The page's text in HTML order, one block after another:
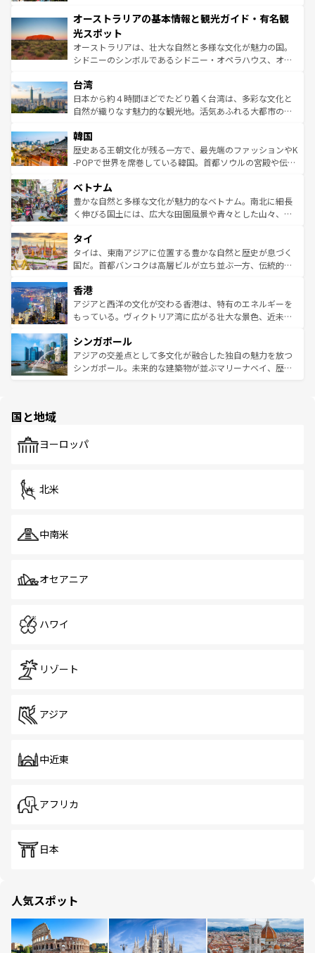
部のニューオーリンズでは、音楽と美食が融合した独特の
文化が魅力。旅行者はアメリカの各地域で異なる魅力を楽
しみながら、その多様性と豊かな歴史を感じることができ
るだろう。車でのロードトリップや列車の旅も、アメリカ
情報は
ワイ島は見逃せない。また、定番の観光地といえばオアフ
島だが、静かな自然を求めるならマウイ島やカウアイ島が
おすすめ。エメラルドグリーンに輝く海をはじめ、豊かな
文化や歴史が息づいている。「アロハスピリット」と呼ば
人々、おいしいローカルフードやハワイアンミュージッ
ク、伝統的なフラダンスなど、すべてがハワイの魅力を彩
っている。訪れるたびに新しい発見と感動が待っているハ
はコンテンツ一覧
オーストラリアの基本情報と観光ガイド・有名観
光スポット
オーストラリアは、壮大な自然と多様な文化が魅力の国。
シドニーのシンボルであるシドニー・オペラハウス、オー
リアリーフや大陸中央部にそびえるウルル（エアーズロッ
ク）、タスマニアの美しい原生林やケアンズの熱帯雨林な
ど、見どころがたくさん。また、カフェやワイン、オージ
いる。アクティビティも充実しており、サーフィンやダイ
ビング、ハイキングなど、アウトドア好きにはたまらな
い。オーストラリアの多彩な魅力を存分に味わいつくそ
参照してほしい。
台湾
日本から約４時間ほどでたどり着く台湾は、多彩な文化と
自然が織りなす魅力的な観光地。活気あふれる大都市の台
ン）、静ひつな山岳地帯である台湾東部など、都市の喧騒
と山間の静けさが共存しており、訪れる人に新しい発見と
驚きをもたらしてくれる。また、奥深い台湾の食文化も魅
容にもいいと評判のスイーツなど、バラエティ豊かな料理
が味わえる。 なお、新着の台湾情報は コンテンツ一覧を参
照してほしい。
韓国
歴史ある王朝文化が残る一方で、最先端のファッションやK
-POPで世界を席巻している韓国。首都ソウルの宮殿や伝統
き、地方に足を延ばせば四季折々の自然美を楽しむことが
できる。そして、キムチや焼肉、絶品のストリートフード
まで、さまざまな韓国料理が待っている。夜には、韓国な
リティに包まれながら、韓国の多彩な魅力を心ゆくまで味
わってみてほしい。 なお、新着の韓国情報はコンテンツ一
覧を参照してほしい。
ベトナム
豊かな自然と多様な文化が魅力的なベトナム。南北に細長
く伸びる国土には、広大な田園風景や青々とした山々、世
急速な発展と共に伝統が息づく。ハノイの古い町並みやホ
ーチミン市のフランス統治時代の建物も、独特の雰囲気を
醸し出している。また、バラエティの豊かさとおいしさで
とつ。フォーやバインミー、ベトナムコーヒーなどは、ぜ
ひ現地で味わいたい。どの地域を訪れてもあたたかい人々
が旅行者を迎えてくれるので、きっと忘れられない旅にな
参照してほしい。
タイ
タイは、東南アジアに位置する豊かな自然と歴史が息づく
国だ。首都バンコクは高層ビルが立ち並ぶ一方、伝統的な
の活気が交差している。北部ではチェンマイなどの山岳地
帯で自然と触れ合い、南部ではプーケットやクラビの美し
いビーチでリゾート気分を楽しむことができる。タイ料理
激する。気候は一年中温暖で、どの季節にも異なる楽しみ
が待っている。親しみやすいタイの人々、仏教を中心とし
た文化、そして多様な観光資源が、訪れる旅人を魅了し続
香港
アジアと西洋の文化が交わる香港は、特有のエネルギーを
もっている。ヴィクトリア湾に広がる壮大な景色、近未来
み、どこを訪れても感動するはず。観光スポットが密集し
ており、効率よく見どころを回れるのも魅力。息をのむよ
うな絶景から文化的な体験まで、香港を存分に楽しみ尽く
シンガポール
アジアの交差点として多文化が融合した独自の魅力を放つ
シンガポール。未来的な建築物が並ぶマリーナベイ、歴史
で、ホーカーズは地元の風情を楽しめる外せないスポット
国と地域
ヨーロッパ
北米
中南米
オセアニア
ハワイ
リゾート
アジア
中近東
アフリカ
日本
人気スポット